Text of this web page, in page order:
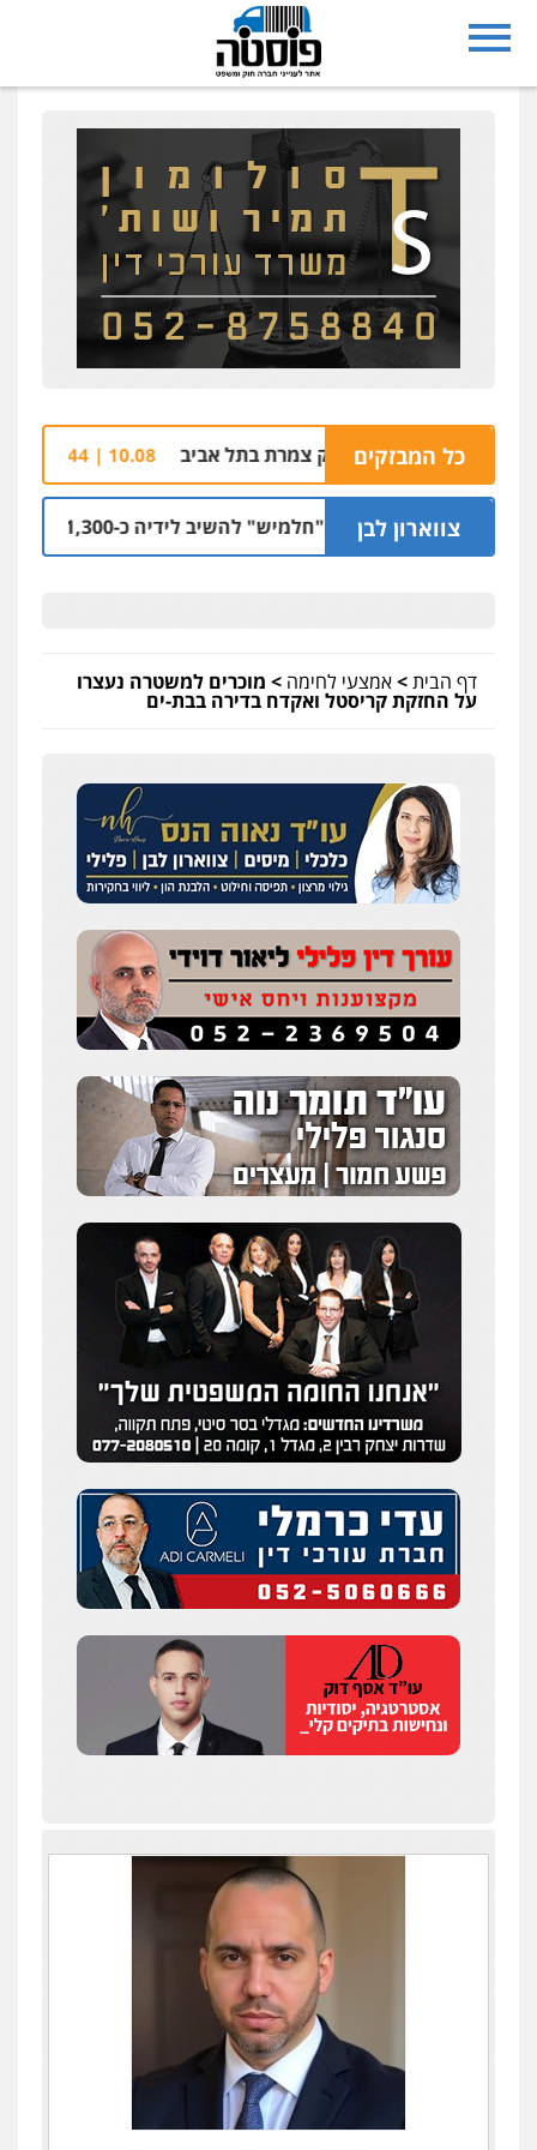
כל המבזקים
שוב: רימון בפארק צמרת בתל אביב 10.08 | 11:44 בחזרה
צווארון לבן
תובעת מ"חלמיש" להשיב לידיה כ-1,300 דירות שנבנו לטובת הציבור
דף הבית>אמצעי לחימה > מוכרים למשטרה נעצרו
על החזקת קריסטל ואקדח בדירה בבת-ים
0525060666
גיא זהבי משרד עורכי דין
משפחה
503456449
עו"ד איהאב ג'לג'ולי
מעצרים וחקירות